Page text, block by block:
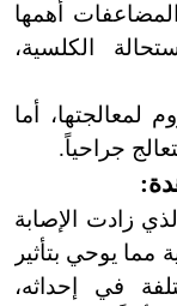
أهمها
الكلسية،
لمعالجتها،
أما
جراحياً.
زادت الإصابة
مما يوحي بتأثير
في إحداثه،